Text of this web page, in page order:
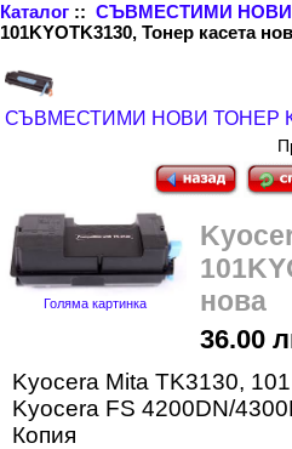
Каталог ::СЪВМЕСТИМИ НОВИ
101KYOTK3130, Тонер касета
СЪВМЕСТИМИ НОВИ ТОНЕР
Голяма картинка
нова
36.00
Kyocera Mita TK3130,
Kyocera FS 4200DN/
Копия